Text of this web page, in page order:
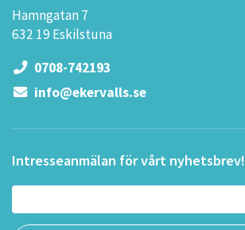
Hamngatan 7
632 19 Eskilstuna
0708-742193
info@ekervalls.se
Intresseanmälan för vårt nyhetsbrev!